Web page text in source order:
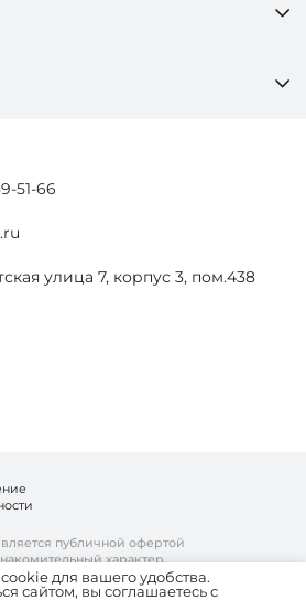
51-66
улица 7, корпус 3, пом.438
публичной офертой
характер.
для вашего удобства.
сайтом, вы соглашаетесь с